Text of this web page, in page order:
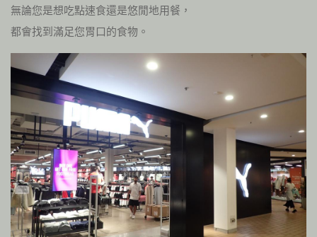
無論您是想吃點速食還是悠閒地用餐，
都會找到滿足您胃口的食物。